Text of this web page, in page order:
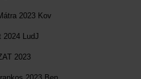
2023 Kov
2024 LudJ
2023